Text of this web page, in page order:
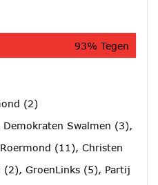
93% Tegen
(2)
Swalmen (3),
(11), Christen
(2), GroenLinks (5), Partij